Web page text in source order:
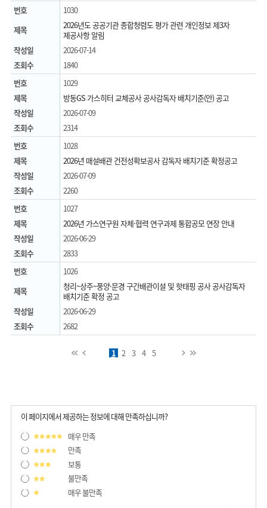
번호
1030
제목
2026년도 공공기관 종합청렴도 평가 관련 개인정보 제3자
제공사항 알림
작성일
2026-07-14
조회수
1840
번호
1029
제목
방동GS 가스히터 교체공사 공사감독자 배치기준(안) 공고
작성일
2026-07-09
조회수
2314
번호
1028
제목
2026년 매설배관 건전성확보공사 감독자 배치기준 확정공고
작성일
2026-07-09
조회수
2260
번호
1027
제목
2026년 가스연구원 자체·협력 연구과제 통합공모 연장 안내
작성일
2026-06-29
조회수
2833
번호
1026
제목
청리~상주~풍양·문경 구간배관이설 및 핫태핑 공사 공사감독자
배치기준 확정 공고
작성일
2026-06-29
조회수
2682
처음페이지이전페이지1 2 3 4 5다음페이지마지막페이지
이 페이지에서 제공하는 정보에 대해 만족하십니까?
매우 만족
만족
보통
불만족
매우 불만족